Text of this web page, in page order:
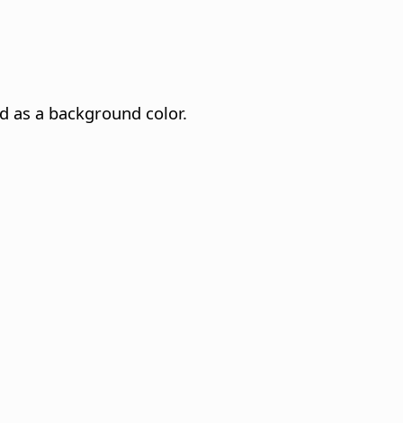
as a background color.